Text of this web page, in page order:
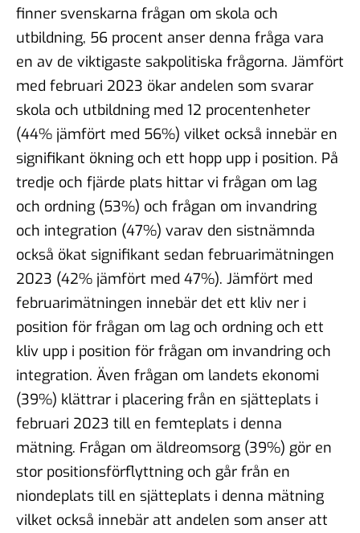
finner svenskarna frågan om skola och
utbildning, 56 procent anser denna fråga vara
en av de viktigaste sakpolitiska frågorna. Jämfört
med februari 2023 ökar andelen som svarar
skola och utbildning med 12 procentenheter
(44% jämfört med 56%) vilket också innebär en
signifikant ökning och ett hopp upp i position. På
tredje och fjärde plats hittar vi frågan om lag
och ordning (53%) och frågan om invandring
och integration (47%) varav den sistnämnda
också ökat signifikant sedan februarimätningen
2023 (42% jämfört med 47%). Jämfört med
februarimätningen innebär det ett kliv ner i
position för frågan om lag och ordning och ett
kliv upp i position för frågan om invandring och
integration. Även frågan om landets ekonomi
(39%) klättrar i placering från en sjätteplats i
februari 2023 till en femteplats i denna
mätning. Frågan om äldreomsorg (39%) gör en
stor positionsförflyttning och går från en
niondeplats till en sjätteplats i denna mätning
vilket också innebär att andelen som anser att